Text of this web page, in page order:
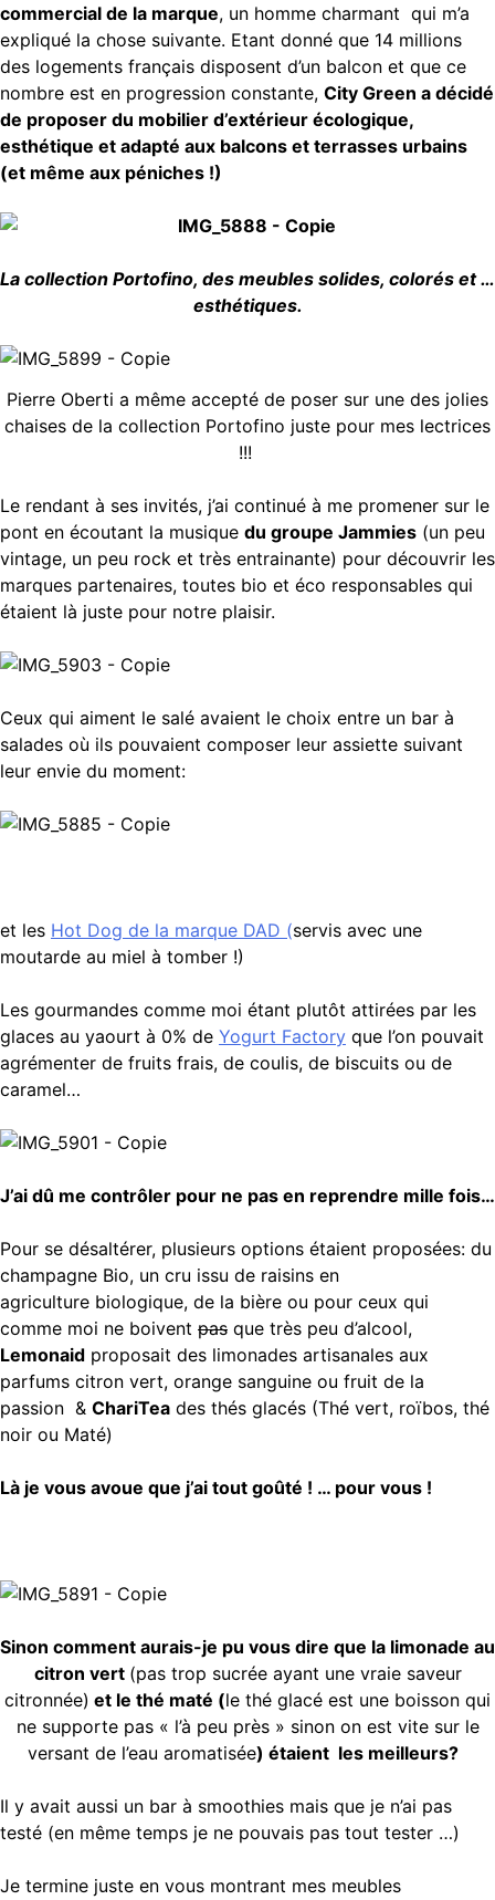
commercial de la marque, un homme charmant qui m’a
expliqué la chose suivante. Etant donné que 14 millions
des logements français disposent d’un balcon et que ce
nombre est en progression constante, City Green a décidé
de proposer du mobilier d’extérieur écologique,
esthétique et adapté aux balcons et terrasses urbains
(et même aux péniches !)
La collection Portofino, des meubles solides, colorés et …
esthétiques.
Pierre Oberti a même accepté de poser sur une des jolies
chaises de la collection Portofino juste pour mes lectrices
!!!
Le rendant à ses invités, j’ai continué à me promener sur le
pont en écoutant la musique du groupe Jammies (un peu
vintage, un peu rock et très entrainante) pour découvrir les
marques partenaires, toutes bio et éco responsables qui
étaient là juste pour notre plaisir.
Ceux qui aiment le salé avaient le choix entre un bar à
salades où ils pouvaient composer leur assiette suivant
leur envie du moment:
et les Hot Dog de la marque DAD (servis avec une
moutarde au miel à tomber !)
Les gourmandes comme moi étant plutôt attirées par les
glaces au yaourt à 0% de Yogurt Factory que l’on pouvait
agrémenter de fruits frais, de coulis, de biscuits ou de
caramel…
J’ai dû me contrôler pour ne pas en reprendre mille fois…
Pour se désaltérer, plusieurs options étaient proposées: du
champagne Bio, un cru issu de raisins en
agriculture biologique, de la bière ou pour ceux qui
comme moi ne boivent pas que très peu d’alcool,
Lemonaid proposait des limonades artisanales aux
parfums citron vert, orange sanguine ou fruit de la
passion & ChariTea des thés glacés (Thé vert, roïbos, thé
noir ou Maté)
Là je vous avoue que j’ai tout goûté ! … pour vous !
Sinon comment aurais-je pu vous dire que la limonade au
citron vert (pas trop sucrée ayant une vraie saveur
citronnée) et le thé maté (le thé glacé est une boisson qui
ne supporte pas « l’à peu près » sinon on est vite sur le
versant de l’eau aromatisée) étaient les meilleurs?
Il y avait aussi un bar à smoothies mais que je n’ai pas
testé (en même temps je ne pouvais pas tout tester …)
Je termine juste en vous montrant mes meubles